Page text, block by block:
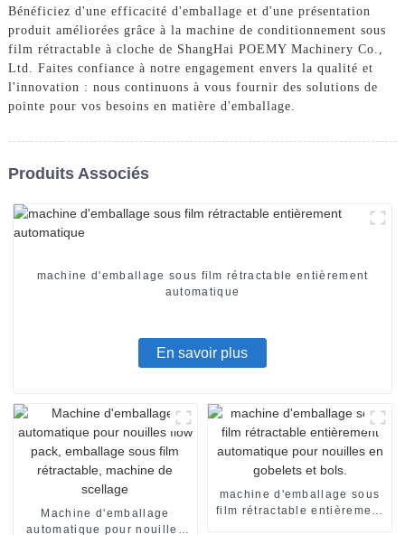
Bénéficiez d'une efficacité d'emballage et d'une présentation
produit améliorées grâce à la machine de conditionnement sous
film rétractable à cloche de ShangHai POEMY Machinery Co.,
Ltd. Faites confiance à notre engagement envers la qualité et
l'innovation : nous continuons à vous fournir des solutions de
pointe pour vos besoins en matière d'emballage.
Produits Associés
machine d'emballage sous film rétractable entièrement
automatique
En savoir plus
Machine d'emballage
automatique pour nouilles
machine d'emballage sous
film rétractable entièrement